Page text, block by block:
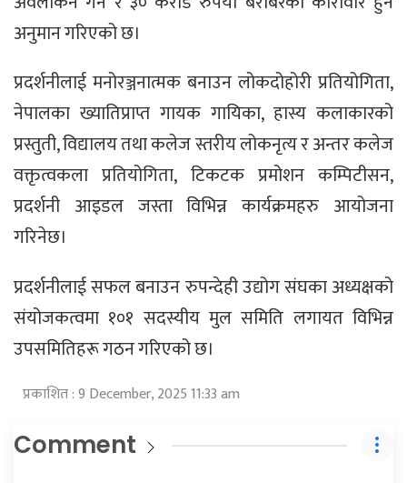
अनुमान गरिएको छ।
प्रदर्शनीलाई मनोरञ्जनात्मक बनाउन लोकदोहोरी प्रतियोगिता,
नेपालका ख्यातिप्राप्त गायक गायिका, हास्य कलाकारको
प्रस्तुती, विद्यालय तथा कलेज स्तरीय लोकनृत्य र अन्तर कलेज
वक्तृत्वकला प्रतियोगिता, टिकटक प्रमोशन कम्पिटीसन,
प्रदर्शनी आइडल जस्ता विभिन्न कार्यक्रमहरु आयोजना
गरिनेछ।
प्रदर्शनीलाई सफल बनाउन रुपन्देही उद्योग संघका अध्यक्षको
संयोजकत्वमा १०१ सदस्यीय मुल समिति लगायत विभिन्न
उपसमितिहरू गठन गरिएको छ।
प्रकाशित : 9 December, 2025 11:33 am
Comment